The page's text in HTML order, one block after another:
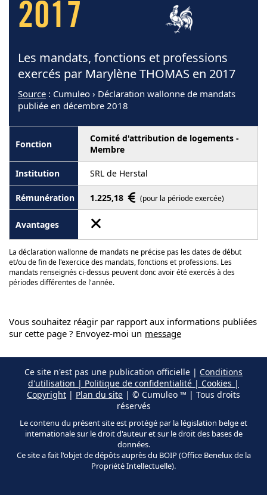
2017
Les mandats, fonctions et professions
exercés par Marylène THOMAS en 2017
Source : Cumuleo › Déclaration wallonne de mandats
publiée en décembre 2018
Comité d'attribution de logements -
Membre
SRL de Herstal
1.225,18 (pour la période exercée)
La déclaration wallonne de mandats ne précise pas les dates de début
et/ou de fin de l'exercice des mandats, fonctions et professions. Les
mandats renseignés ci-dessus peuvent donc avoir été exercés à des
périodes différentes de l'année.
Vous souhaitez réagir par rapport aux informations publiées
sur cette page ? Envoyez-moi un message
Ce site n'est pas une publication officielle | Conditions
d'utilisation | Politique de confidentialité | Cookies |
Copyright | Plan du site | © Cumuleo ™ | Tous droits
réservés
Le contenu du présent site est protégé par la législation belge et
internationale sur le droit d'auteur et sur le droit des bases de
données.
Ce site a fait l'objet de dépôts auprès du BOIP (Office Benelux de la
Propriété Intellectuelle).